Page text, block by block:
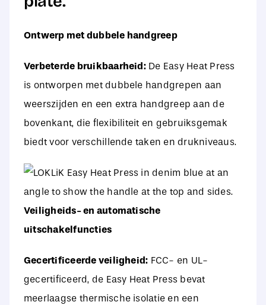
Ontwerp met dubbele handgreep
Verbeterde bruikbaarheid:De Easy Heat Press
is ontworpen met dubbele handgrepen aan
weerszijden en een extra handgreep aan de
bovenkant, die flexibiliteit en gebruiksgemak
biedt voor verschillende taken en drukniveaus.
Veiligheids- en automatische
uitschakelfuncties
Gecertificeerde veiligheid: FCC- en UL-
gecertificeerd, de Easy Heat Press bevat
meerlaagse thermische isolatie en een